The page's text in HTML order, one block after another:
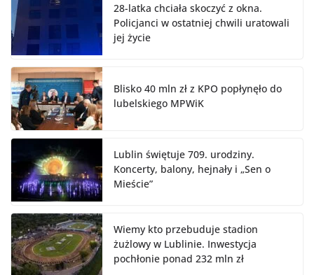
28-latka chciała skoczyć z okna.
Policjanci w ostatniej chwili uratowali
jej życie
Blisko 40 mln zł z KPO popłynęło do
lubelskiego MPWiK
Lublin świętuje 709. urodziny.
Koncerty, balony, hejnały i „Sen o
Mieście”
Wiemy kto przebuduje stadion
żużlowy w Lublinie. Inwestycja
pochłonie ponad 232 mln zł